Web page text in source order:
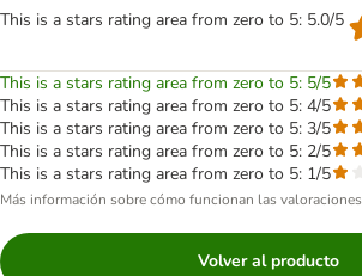
This is a stars rating area from zero to 5: 5.0/5
This is a stars rating area from zero to 5: 5/5
This is a stars rating area from zero to 5: 4/5
This is a stars rating area from zero to 5: 3/5
This is a stars rating area from zero to 5: 2/5
This is a stars rating area from zero to 5: 1/5
Más información sobre cómo funcionan las valoraciones
Volver al producto